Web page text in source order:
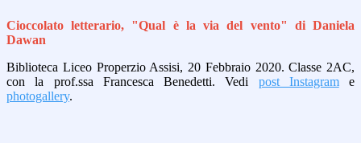
Cioccolato letterario, "Qual è la via del vento" di Daniela
Dawan
Biblioteca Liceo Properzio Assisi, 20 Febbraio 2020. Classe 2AC,
con la prof.ssa Francesca Benedetti. Vedi post Instagrame
photogallery.